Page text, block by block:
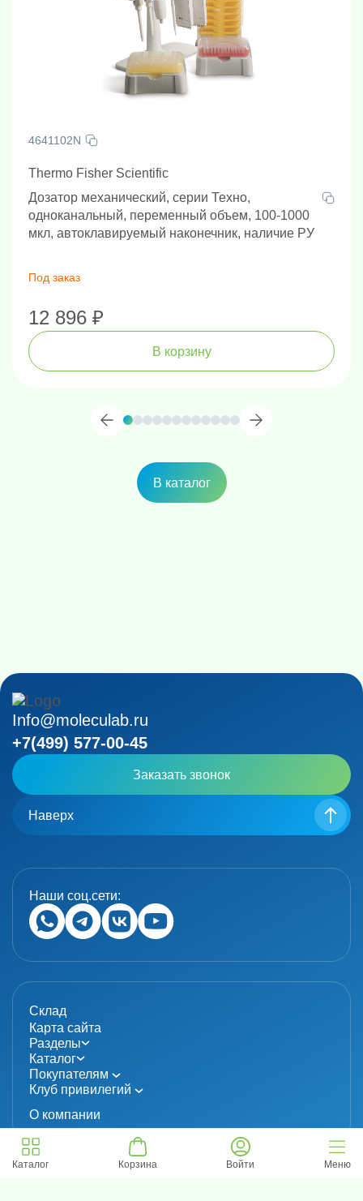
4641102N
Thermo Fisher Scientific
Дозатор механический, серии Техно,
одноканальный, переменный объем, 100-1000
мкл, автоклавируемый наконечник, наличие РУ
Под заказ
12 896 ₽
В корзину
В каталог
Info@moleculab.ru
+7(499) 577-00-45
Заказать звонок
Наверх
Наши соц.сети:
Склад
Карта сайта
Разделы
Каталог
Покупателям
Клуб привилегий
О компании
© 2024 «MolecuLab». Все права защищены.
Каталог Корзина Войти Меню